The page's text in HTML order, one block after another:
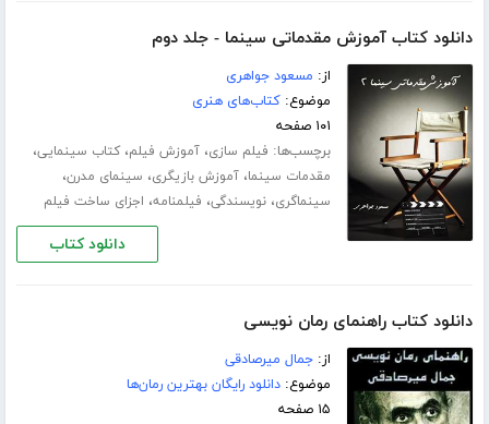
دانلود کتاب آموزش مقدماتی سینما - جلد دوم
از: مسعود جواهری
موضوع:کتاب‌های هنری
۱۰۱ صفحه
برچسب‌ها: فیلم سازی،آموزش فیلم،کتاب سینمایی،
مقدمات سینما،آموزش بازیگری، سینمای مدرن،
سینماگری،نویسندگی، فیلمنامه، اجزای ساخت فیلم
دانلود کتاب
دانلود کتاب راهنمای رمان نویسی
از:جمال میرصادقی
موضوع:دانلود رایگان بهترین رمان‌ها
۱۵ صفحه